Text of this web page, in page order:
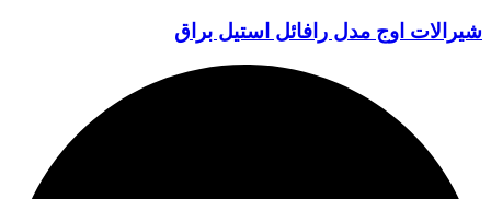
شیرالات اوج مدل رافائل استیل براق